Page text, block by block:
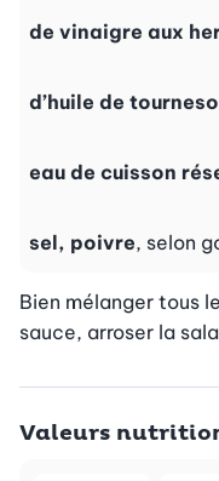
de vinaigre aux
d’huile de
eau de cuisson
sel, poivre, selon
Bien mélanger tous
sauce, arroser la
Valeurs